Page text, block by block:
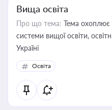
Вища освіта
Про що тема: Тема охоплює
системи вищої освіти,
Україні
Освіта